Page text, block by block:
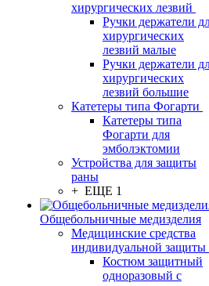
хирургических лезвий
Ручки держатели
хирургических
лезвий малые
Ручки держатели
хирургических
лезвий большие
Катетеры типа Фогарти
Катетеры типа
Фогарти для
эмболэктомии
Устройства для защиты
раны
+ ЕЩЕ 1
Общебольничные медизделия
Медицинские средства
индивидуальной защиты
Костюм защитный
одноразовый с